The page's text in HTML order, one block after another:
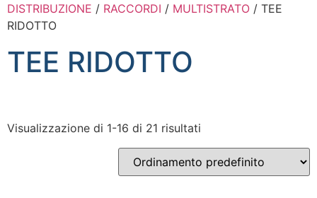
DISTRIBUZIONE / RACCORDI / MULTISTRATO / TEE
RIDOTTO
TEE RIDOTTO
Inizia a digitare per attivare la ricerca
Visualizzazione di 1-16 di 21 risultati